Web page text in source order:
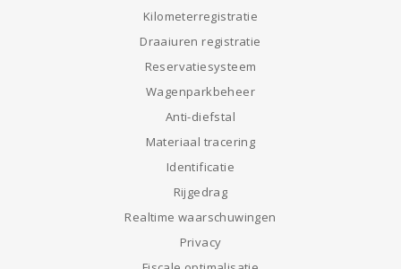
Kilometerregistratie
Draaiuren registratie
Reservatiesysteem
Wagenparkbeheer
Anti-diefstal
Materiaal tracering
Identificatie
Rijgedrag
Realtime waarschuwingen
Privacy